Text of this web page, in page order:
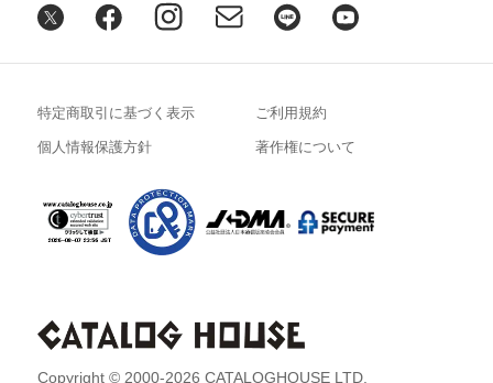
Copyright © 2000-2026 CATALOGHOUSE LTD.
特定商取引に基づく表示 ご利用規約
個人情報保護方針 著作権について